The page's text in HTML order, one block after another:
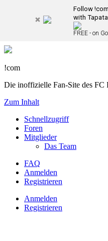
Follow !com
with
FREE - on
!com
Die inoffizielle Fan-Site des FC
Zum Inhalt
Schnellzugriff
Foren
Mitglieder
Das Team
FAQ
Anmelden
Registrieren
Anmelden
Registrieren